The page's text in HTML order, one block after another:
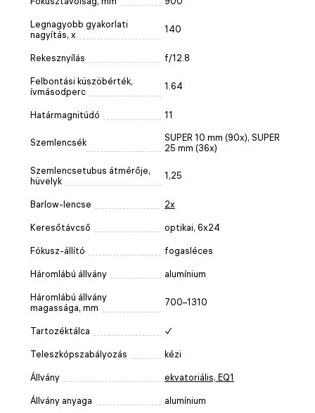
Legnagyobb gyakorlati
nagyítás, x
140
Rekesznyílás f/12.8
Felbontási küszöbérték,
ívmásodperc
1.64
Határmagnitúdó 11
Szemlencsék
SUPER 10 mm (90x), SUPER
25 mm (36x)
Szemlencsetubus átmérője,
hüvelyk
1,25
Barlow-lencse 2x
Keresőtávcső optikai, 6x24
Fókusz-állító fogasléces
Háromlábú állvány alumínium
Háromlábú állvány
magassága, mm
700–1310
Tartozéktálca ✓
Teleszkópszabályozás kézi
Állvány ekvatoriális, EQ1
Állvány anyaga alumínium